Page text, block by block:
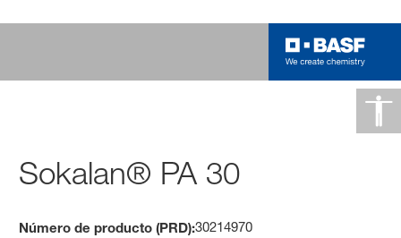
Sokalan® PA 30
Número de producto (PRD):30214970